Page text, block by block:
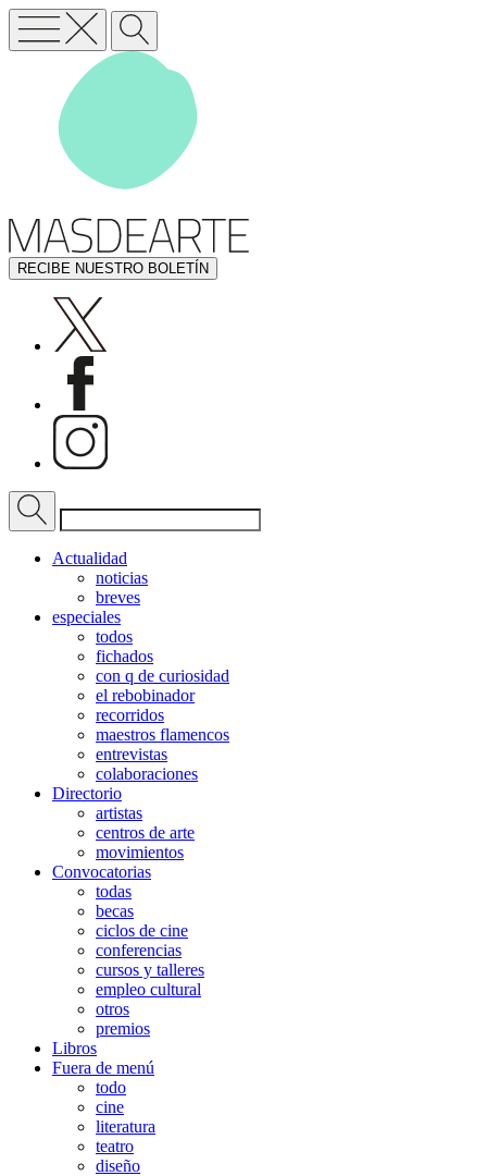
RECIBE NUESTRO BOLETÍN
Actualidad
noticias
breves
especiales
todos
fichados
con q de curiosidad
el rebobinador
recorridos
maestros flamencos
entrevistas
colaboraciones
Directorio
artistas
centros de arte
movimientos
Convocatorias
todas
becas
ciclos de cine
conferencias
cursos y talleres
empleo cultural
otros
premios
Libros
Fuera de menú
todo
cine
literatura
teatro
diseño